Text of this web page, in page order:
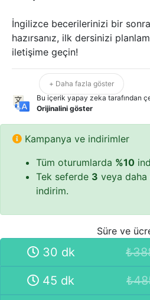
İngilizce becerilerinizi bir
hazırsanız, ilk dersinizi
iletişime geçin!
Bu içerik yapay zeka tarafından
Orijinalini göster
+ Daha fazla göster
Kampanya ve indirimler
Tüm oturumlarda %10
Tek seferde 3 veya
indirim.
Süre ve
30 dk ₺
45 dk
₺